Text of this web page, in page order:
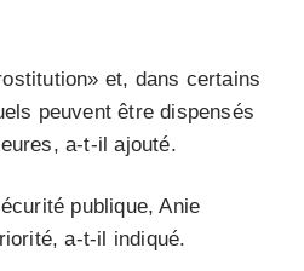
et, dans certains
peuvent être dispensés
a-t-il ajouté.
publique, Anie
a-t-il indiqué.